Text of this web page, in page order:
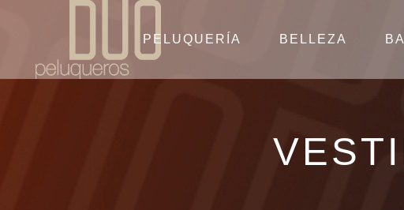
PELUQUERÍA BELLEZA